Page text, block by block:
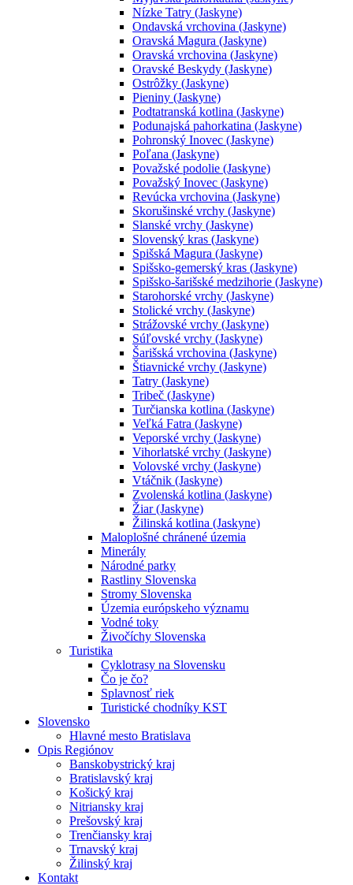
Nízke Tatry (Jaskyne)
Ondavská vrchovina (Jaskyne)
Oravská Magura (Jaskyne)
Oravská vrchovina (Jaskyne)
Oravské Beskydy (Jaskyne)
Ostrôžky (Jaskyne)
Pieniny (Jaskyne)
Podtatranská kotlina (Jaskyne)
Podunajská pahorkatina (Jaskyne)
Pohronský Inovec (Jaskyne)
Poľana (Jaskyne)
Považské podolie (Jaskyne)
Považský Inovec (Jaskyne)
Revúcka vrchovina (Jaskyne)
Skorušinské vrchy (Jaskyne)
Slanské vrchy (Jaskyne)
Slovenský kras (Jaskyne)
Spišská Magura (Jaskyne)
Spišsko-gemerský kras (Jaskyne)
Spišsko-šarišské medzihorie (Jaskyne)
Starohorské vrchy (Jaskyne)
Stolické vrchy (Jaskyne)
Strážovské vrchy (Jaskyne)
Súľovské vrchy (Jaskyne)
Šarišská vrchovina (Jaskyne)
Štiavnické vrchy (Jaskyne)
Tatry (Jaskyne)
Tribeč (Jaskyne)
Turčianska kotlina (Jaskyne)
Veľká Fatra (Jaskyne)
Veporské vrchy (Jaskyne)
Vihorlatské vrchy (Jaskyne)
Volovské vrchy (Jaskyne)
Vtáčnik (Jaskyne)
Zvolenská kotlina (Jaskyne)
Žiar (Jaskyne)
Žilinská kotlina (Jaskyne)
Maloplošné chránené územia
Minerály
Národné parky
Rastliny Slovenska
Stromy Slovenska
Územia európskeho významu
Vodné toky
Živočíchy Slovenska
Turistika
Cyklotrasy na Slovensku
Čo je čo?
Splavnosť riek
Turistické chodníky KST
Slovensko
Hlavné mesto Bratislava
Opis Regiónov
Banskobystrický kraj
Bratislavský kraj
Košický kraj
Nitriansky kraj
Prešovský kraj
Trenčiansky kraj
Trnavský kraj
Žilinský kraj
Kontakt